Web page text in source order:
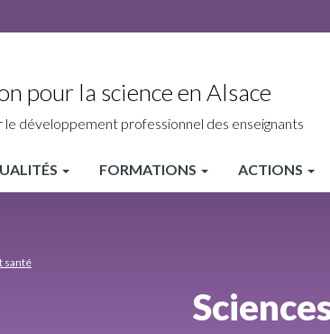
pour la science en Alsace
le développement professionnel des enseignants
FORMATIONS ACTIONS
santé